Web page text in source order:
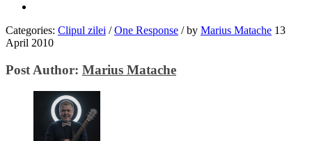
Categories: Clipul zilei / One Response /by Marius Matache 13
April 2010
Post Author: Marius Matache